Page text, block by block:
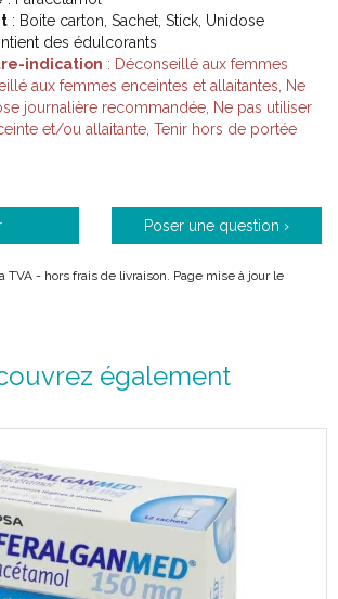
: Boite carton, Sachet, Stick, Unidose
des édulcorants
indication : Déconseillé aux femmes
aux femmes enceintes et allaitantes, Ne
journalière recommandée, Ne pas utiliser
et/ou allaitante, Tenir hors de portée
Poser une question ›
TVA - hors frais de livraison. Page mise à jour le
également